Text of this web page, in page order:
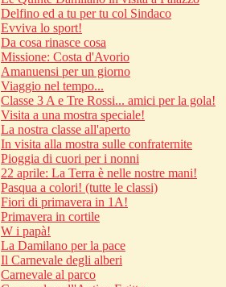
Delfino ed a tu per tu col Sindaco
Evviva lo sport!
Da cosa rinasce cosa
Missione: Costa d'Avorio
Amanuensi per un giorno
Viaggio nel tempo...
Classe 3 A e Tre Rossi... amici per la gola!
Visita a una mostra speciale!
La nostra classe all'aperto
In visita alla mostra sulle confraternite
Pioggia di cuori per i nonni
22 aprile: La Terra è nelle nostre mani!
Pasqua a colori! (tutte le classi)
Fiori di primavera in 1A!
Primavera in cortile
W i papà!
La Damilano per la pace
Il Carnevale degli alberi
Carnevale al parco